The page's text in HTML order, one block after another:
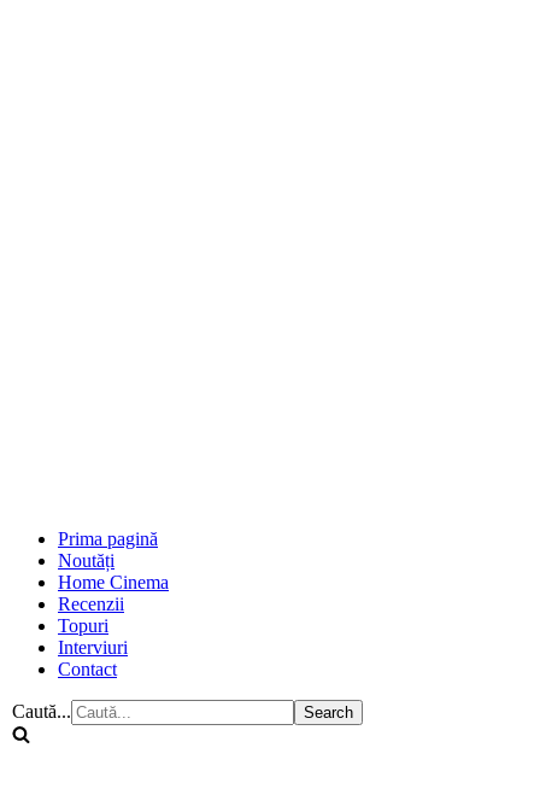
Prima pagină
Noutăți
Home Cinema
Recenzii
Topuri
Interviuri
Contact
Caută...